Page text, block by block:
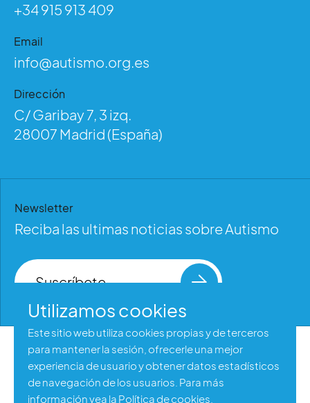
+34 915 913 409
Email
info@autismo.org.es
Dirección
C/ Garibay 7, 3 izq.
28007 Madrid (España)
Newsletter
Reciba las ultimas noticias sobre Autismo
Suscríbete
Aviso legal
Política de privacidad
Utilizamos cookies
Este sitio web utiliza cookies propias y de terceros
para mantener la sesión, ofrecerle una mejor
experiencia de usuario y obtener datos estadísticos
de navegación de los usuarios. Para más
información vea la Política de cookies